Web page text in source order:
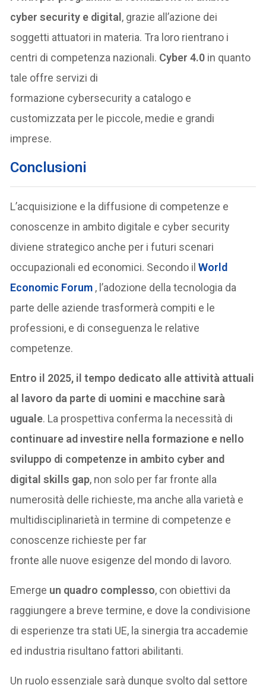
cyber security e digital , grazie all’azione dei
soggetti attuatori in materia. Tra loro rientrano i
centri di competenza nazionali. Cyber 4.0 in quanto
tale offre servizi di
formazione cybersecurity a catalogo e
customizzata per le piccole, medie e grandi
imprese.
Conclusioni
L’acquisizione e la diffusione di competenze e
conoscenze in ambito digitale e cyber security
diviene strategico anche per i futuri scenari
occupazionali ed economici. Secondo ilWorld
Economic Forum , l’adozione della tecnologia da
parte delle aziende trasformerà compiti e le
professioni, e di conseguenza le relative
competenze.
Entro il 2025, il tempo dedicato alle attività attuali
al lavoro da parte di uomini e macchine sarà
uguale. La prospettiva conferma la necessità di
continuare ad investire nella formazione e nello
sviluppo di competenze in ambito cyber and
digital skills gap, non solo per far fronte alla
numerosità delle richieste, ma anche alla varietà e
multidisciplinarietà in termine di competenze e
conoscenze richieste per far
fronte alle nuove esigenze del mondo di lavoro.
Emerge un quadro complesso, con obiettivi da
raggiungere a breve termine, e dove la condivisione
di esperienze tra stati UE, la sinergia tra accademie
ed industria risultano fattori abilitanti.
Un ruolo essenziale sarà dunque svolto dal settore